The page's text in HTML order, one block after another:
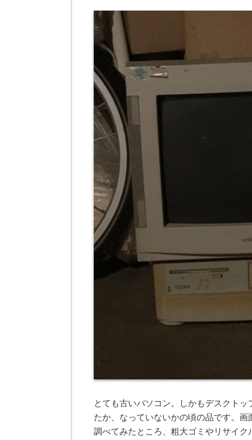
とても古いパソコン。しかもデスクト
たか、なっていないかの頃の品です。画
調べてみたところ、粗大ゴミやリサイ